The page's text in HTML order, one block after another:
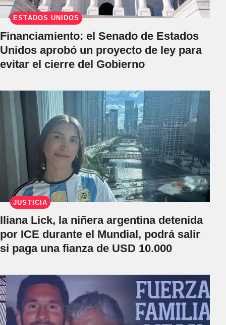
ESTADOS UNIDOS
Financiamiento: el Senado de Estados
Unidos aprobó un proyecto de ley para
evitar el cierre del Gobierno
JUSTICIA
Iliana Lick, la niñera argentina detenida
por ICE durante el Mundial, podrá salir
si paga una fianza de USD 10.000